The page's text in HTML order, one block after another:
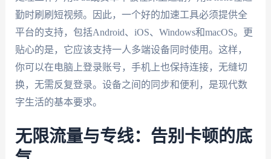
勤时刷刷短视频。因此，一个好的加速工具必须提供全
平台的支持，包括Android、iOS、Windows和macOS。更
贴心的是，它应该支持一人多端设备同时使用。这样，
你可以在电脑上登录账号，手机上也保持连接，无缝切
换，无需反复登录。设备之间的同步和便利，是现代数
字生活的基本要求。
无限流量与专线：告别卡顿的底